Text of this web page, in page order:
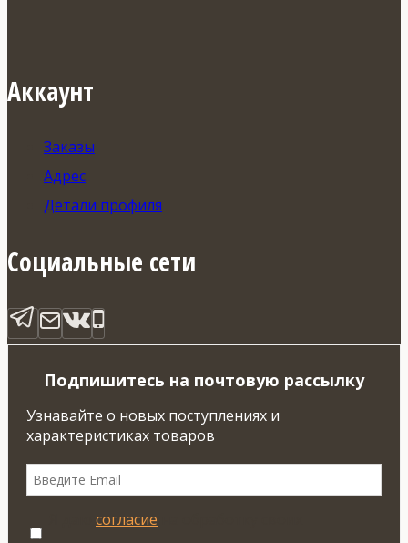
Аккаунт
Заказы
Адрес
Детали профиля
Социальные сети
Подпишитесь на почтовую рассылку
Узнавайте о новых поступлениях и
характеристиках товаров
согласие